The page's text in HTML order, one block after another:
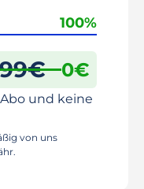
100%
99€ 0€
und keine
von uns